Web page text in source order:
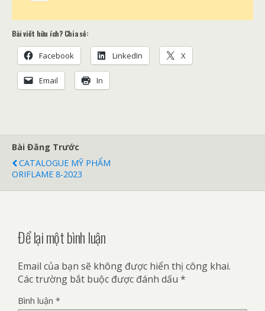
Bài viết hữu ích? Chia sẻ:
Facebook LinkedIn X
Email In
Bài Đăng Trước
CATALOGUE MỸ PHẨM
ORIFLAME 8-2023
Để lại một bình luận
Email của bạn sẽ không được hiển thị công khai.
Các trường bắt buộc được đánh dấu *
Bình luận *